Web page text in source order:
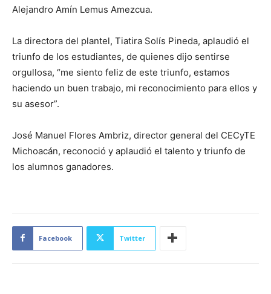
Alejandro Amín Lemus Amezcua.
La directora del plantel, Tiatira Solís Pineda, aplaudió el
triunfo de los estudiantes, de quienes dijo sentirse
orgullosa, “me siento feliz de este triunfo, estamos
haciendo un buen trabajo, mi reconocimiento para ellos y
su asesor”.
José Manuel Flores Ambriz, director general del CECyTE
Michoacán, reconoció y aplaudió el talento y triunfo de
los alumnos ganadores.
Facebook Twitter